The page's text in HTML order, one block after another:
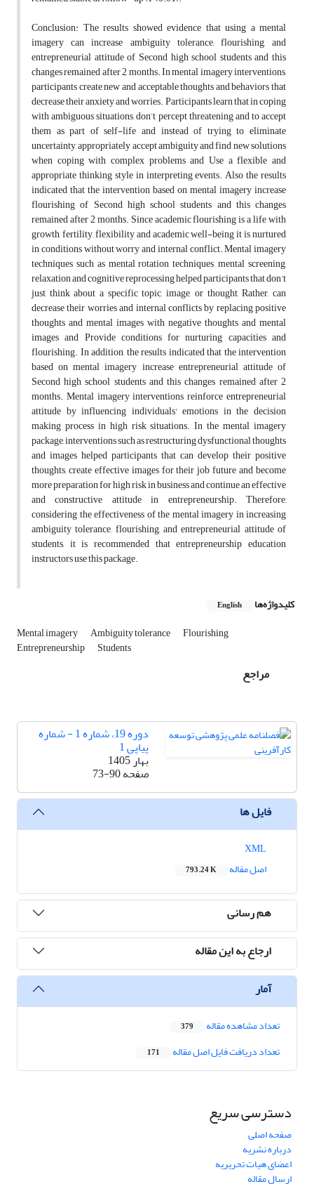
Conclusion: The results showed evidence that using a mental
imagery can increase ambiguity tolerance, flourishing, and
entrepreneurial attitude of Second high school students and this
changes remained after 2 months. In mental imagery interventions,
participants create new and acceptable thoughts and behaviors that
decrease their anxiety and worries. Participants learn that in coping
with ambiguous situations, don’t percept threatening and to accept
them as part of self-life and instead of trying to eliminate
uncertainty, appropriately accept ambiguity and find new solutions
when coping with complex problems and Use a flexible and
appropriate thinking style in interpreting events. Also the results
indicated that the intervention based on mental imagery increase
flourishing of Second high school students and this changes
remained after 2 months. Since academic flourishing is a life with
growth, fertility, flexibility and academic well-being it is nurtured
in conditions without worry and internal conflict. Mental imagery
techniques such as mental rotation techniques, mental screening,
relaxation and cognitive reprocessing helped participants that don’t
just think about a specific topic, image, or thought, Rather, can
decrease their worries and internal conflicts by replacing positive
thoughts and mental images with negative thoughts and mental
images and Provide conditions for nurturing capacities and
flourishing. In addition, the results indicated that the intervention
based on mental imagery increase entrepreneurial attitude of
Second high school students and this changes remained after 2
months. Mental imagery interventions reinforce entrepreneurial
attitude by influencing individuals' emotions in the decision
making process in high risk situations. In the mental imagery
package, interventions such as restructuring dysfunctional thoughts
and images helped participants that can develop their positive
thoughts, create effective images for their job future and become
more preparation for high risk in business and continue an effective
and constructive attitude in entrepreneurship. Therefore,
considering the effectiveness of the mental imagery in increasing
ambiguity tolerance, flourishing, and entrepreneurial attitude of
students, it is recommended that entrepreneurship education
instructors use this package.
کلیدواژه‌ها English
Mental imagery Ambiguity tolerance Flourishing
Entrepreneurship Students
مراجع
دوره 19، شماره 1 - شماره
پیاپی 1
بهار 1405
صفحه73-90
فایل ها
اصل مقاله
793.24 K
هم رسانی
ارجاع به این مقاله
آمار
تعداد مشاهده مقاله 379
تعداد دریافت فایل اصل مقاله 171
دسترسی سریع
صفحه اصلی
درباره نشریه
اعضای هیات تحریریه
ارسال مقاله